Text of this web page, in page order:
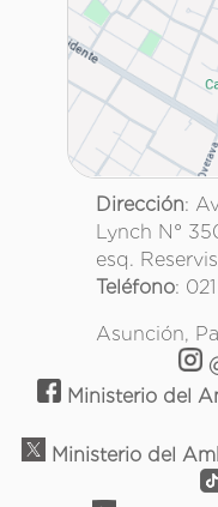
Dirección:
Lynch N°
esq.
Teléfono:
Asunción,
Ministerio del
Ministerio del